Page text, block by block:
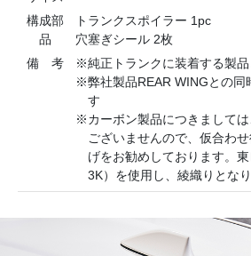
構成部
品
トランクスポイラー 1pc
穴塞ぎシール 2枚
備 考
※純正トランクに装着する製
※弊社製品REAR WINGとの同
す
※カーボン製品につきまして
ございませんので、仮合わ
げをお勧めしております。
3K）を使用し、綾織りとなり